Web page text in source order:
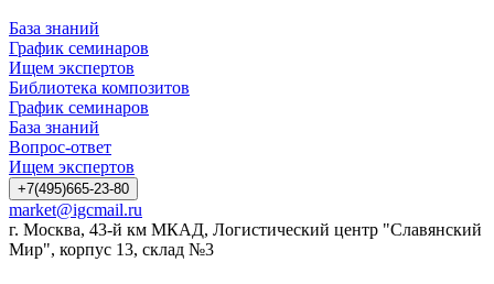
База знаний
График семинаров
Ищем экспертов
Библиотека композитов
График семинаров
База знаний
Вопрос-ответ
Ищем экспертов
+7(495)665-23-80
market@igcmail.ru
г. Москва, 43-й км МКАД, Логистический центр "Славянский
Мир", корпус 13, склад №3